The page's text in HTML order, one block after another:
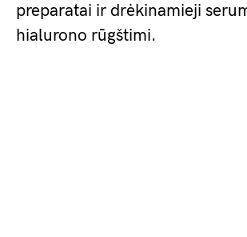
preparatai ir drėkinamieji
hialurono rūgštimi.